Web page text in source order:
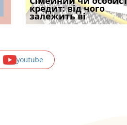
проставляється
апостиль: пер
Ростислава Кравця, що
опублі
кредит: від чого
залежить ві
підтвердив, що
може скас
youtube